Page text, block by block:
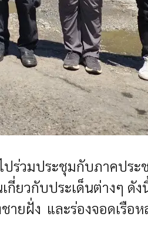
ร่วมประชุมกับภาคประ
กี่ยวกับประเด็นต่างๆ ดัง
ายฝั่ง และร่องจอดเรื